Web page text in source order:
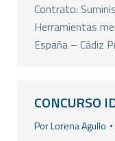
Contrato:
Herramientas
España – Cádiz
CONCURSO
PorLorena Agullo